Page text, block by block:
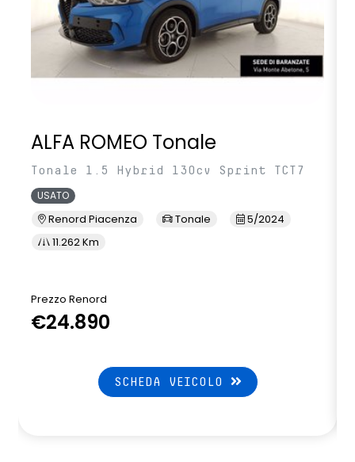
Volante specifico esprit alpine con impunture blu, bianche e
ALFA ROMEO Tonale
Tonale 1.5 Hybrid 130cv Sprint TCT7
USATO
Renord Piacenza Tonale
5/2024
11.262 Km
Prezzo Renord
€24.890
SCHEDA VEICOLO